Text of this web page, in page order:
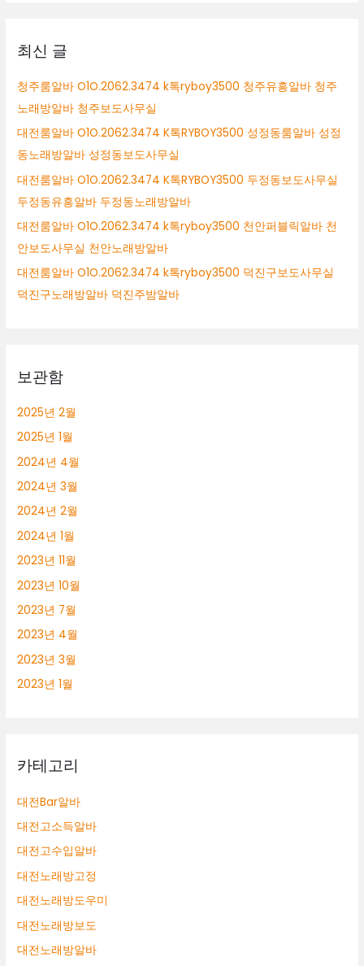
바
전
룸
싸
롱
알
바
최신 글
청주룸알바 O1O.2062.3474 k톡ryboy3500 청주유흥알바 청주
노래방알바 청주보도사무실
대전룸알바 O1O.2062.3474 K톡RYBOY3500 성정동룸알바 성정
동노래방알바 성정동보도사무실
대전룸알바 O1O.2062.3474 K톡RYBOY3500 두정동보도사무실
두정동유흥알바 두정동노래방알바
대전룸알바 O1O.2062.3474 k톡ryboy3500 천안퍼블릭알바 천
안보도사무실 천안노래방알바
대전룸알바 O1O.2062.3474 k톡ryboy3500 덕진구보도사무실
덕진구노래방알바 덕진주밤알바
보관함
2025년 2월
2025년 1월
2024년 4월
2024년 3월
2024년 2월
2024년 1월
2023년 11월
2023년 10월
2023년 7월
2023년 4월
2023년 3월
2023년 1월
카테고리
대전Bar알바
대전고소득알바
대전고수입알바
대전노래방고정
대전노래방도우미
대전노래방보도
대전노래방알바